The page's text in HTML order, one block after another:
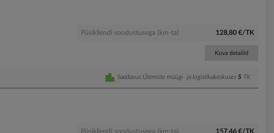
Püsikliendi soodustusega (km-ta) 128,80 €/TK
Kuva detailid
Saadavus Ülemiste müügi- ja logistikakeskuses 5 TK